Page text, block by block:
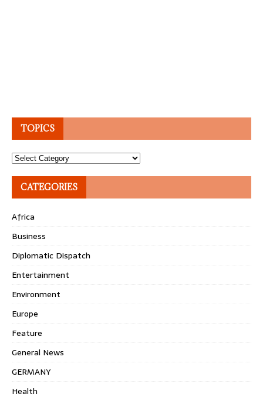
TOPICS
Topics
CATEGORIES
Africa
Business
Diplomatic Dispatch
Entertainment
Environment
Europe
Feature
General News
GERMANY
Health